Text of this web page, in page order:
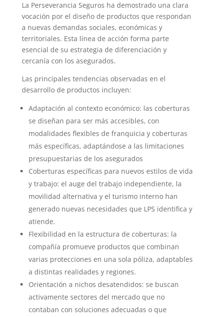
La Perseverancia Seguros ha demostrado una clara
vocación por el diseño de productos que respondan
a nuevas demandas sociales, económicas y
territoriales. Esta línea de acción forma parte
esencial de su estrategia de diferenciación y
cercanía con los asegurados.
Las principales tendencias observadas en el
desarrollo de productos incluyen:
Adaptación al contexto económico: las coberturas
se diseñan para ser más accesibles, con
modalidades flexibles de franquicia y coberturas
más específicas, adaptándose a las limitaciones
presupuestarias de los asegurados
Coberturas específicas para nuevos estilos de vida
y trabajo: el auge del trabajo independiente, la
movilidad alternativa y el turismo interno han
generado nuevas necesidades que LPS identifica y
atiende.
Flexibilidad en la estructura de coberturas: la
compañía promueve productos que combinan
varias protecciones en una sola póliza, adaptables
a distintas realidades y regiones.
Orientación a nichos desatendidos: se buscan
activamente sectores del mercado que no
contaban con soluciones adecuadas o que